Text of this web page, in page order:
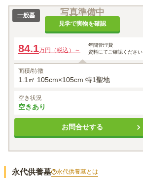
写真準備中
見学で実物を確認
一般墓
84.1万円（税込）～
年間管理費
資料にてご確認ください
面積/特徴
1.1㎡ 105cm×105cm 特1聖地
空き状況
空きあり
お問合せする
永代供養墓 永代供養墓とは